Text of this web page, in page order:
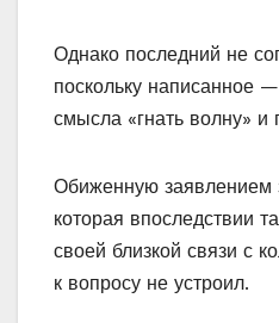
Однако последний не
поскольку написанное
смысла «гнать волну» и
Обиженную заявлением
которая впоследствии
своей близкой связи с
к вопросу не устроил.